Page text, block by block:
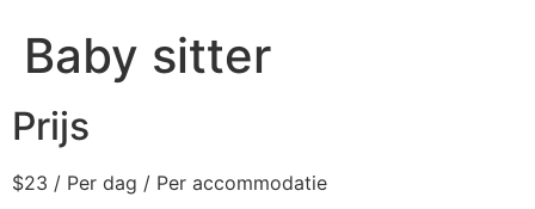
Baby sitter
Prijs
$23 / Per dag / Per accommodatie